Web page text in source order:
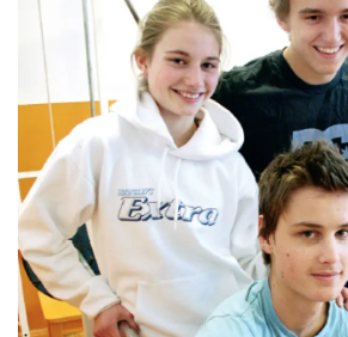
egg, kjøtt og fisk eller melk,
andre meieriprodukter) har
viktigste aminosyrene enn
protein (finnes i bønner,
- 10 gram protein kan du få
lettmelk, 2 dl yoghurt, 70
gram cottage cheese, 50
40 gram kyllingfilet.